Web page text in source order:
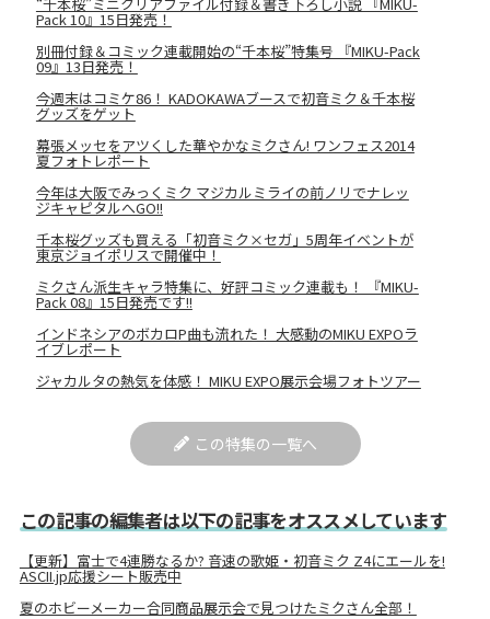
Pack 10』15日発売！
別冊付録＆コミック連載開始の“千本桜”特集号 『MIKU-Pack
09』13日発売！
今週末はコミケ86！ KADOKAWAブースで初音ミク＆千本桜
グッズをゲット
幕張メッセをアツくした華やかなミクさん! ワンフェス2014
夏フォトレポート
今年は大阪でみっくミク マジカルミライの前ノリでナレッ
ジキャピタルへGO!!
千本桜グッズも買える「初音ミク×セガ」5周年イベントが
東京ジョイポリスで開催中！
ミクさん派生キャラ特集に、好評コミック連載も！ 『MIKU-
Pack 08』15日発売です!!
インドネシアのボカロP曲も流れた！ 大感動のMIKU EXPOラ
イブレポート
ジャカルタの熱気を体感！ MIKU EXPO展示会場フォトツアー
この特集の一覧へ
この記事の編集者は以下の記事をオススメしています
【更新】富士で4連勝なるか? 音速の歌姫・初音ミク Z4にエールを!
ASCII.jp応援シート販売中
夏のホビーメーカー合同商品展示会で見つけたミクさん全部！